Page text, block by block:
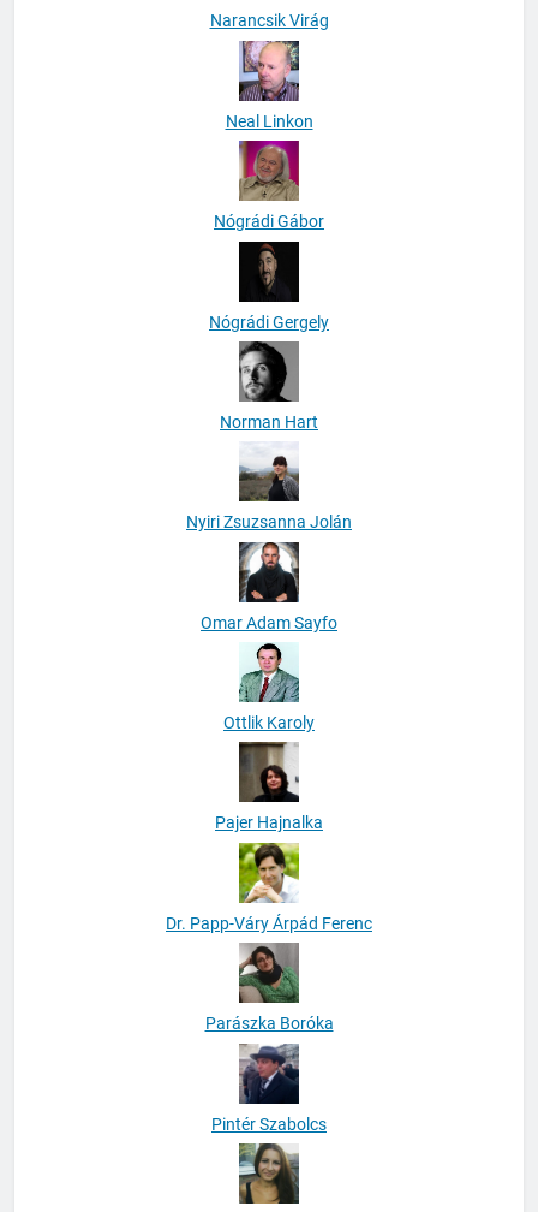
Narancsik Virág
Neal Linkon
Nógrádi Gábor
Nógrádi Gergely
Norman Hart
Nyiri Zsuzsanna Jolán
Omar Adam Sayfo
Ottlik Karoly
Pajer Hajnalka
Dr. Papp-Váry Árpád Ferenc
Parászka Boróka
Pintér Szabolcs